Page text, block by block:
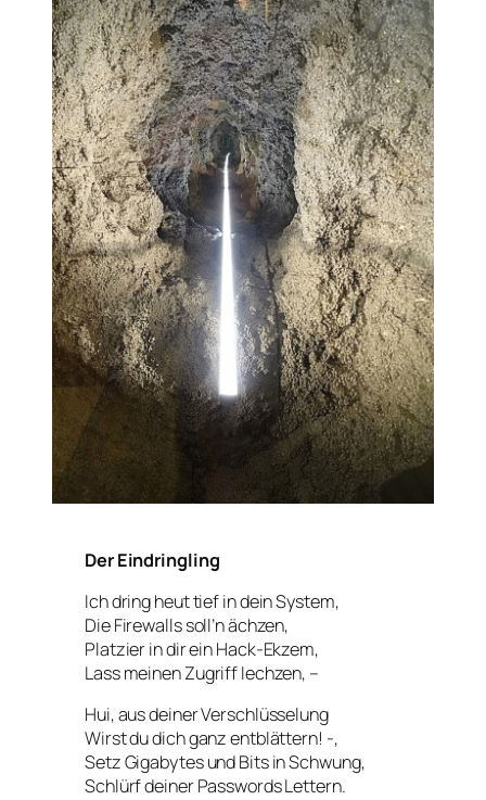
Der Eindringling
Ich dring heut tief in dein System,
Die Firewalls soll’n ächzen,
Platzier in dir ein Hack-Ekzem,
Lass meinen Zugriff lechzen, –
Hui, aus deiner Verschlüsselung
Wirst du dich ganz entblättern! -,
Setz Gigabytes und Bits in Schwung,
Schlürf deiner Passwords Lettern.